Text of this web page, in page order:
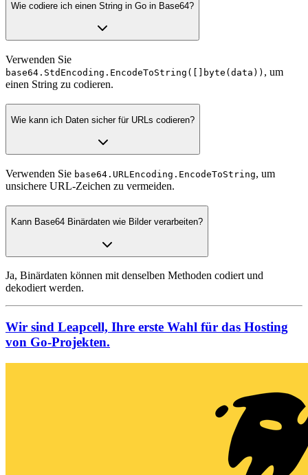
Wie codiere ich einen String in Go in Base64?
Verwenden Sie
base64.StdEncoding.EncodeToString([]byte(data)) , um
einen String zu codieren.
Wie kann ich Daten sicher für URLs codieren?
Verwenden Sie base64.URLEncoding.EncodeToString, um
unsichere URL-Zeichen zu vermeiden.
Kann Base64 Binärdaten wie Bilder verarbeiten?
Ja, Binärdaten können mit denselben Methoden codiert und
dekodiert werden.
Wir sind Leapcell, Ihre erste Wahl für das Hosting
von Go-Projekten.